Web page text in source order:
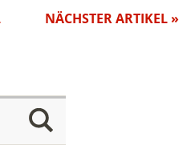
NÄCHSTER ARTIKEL »